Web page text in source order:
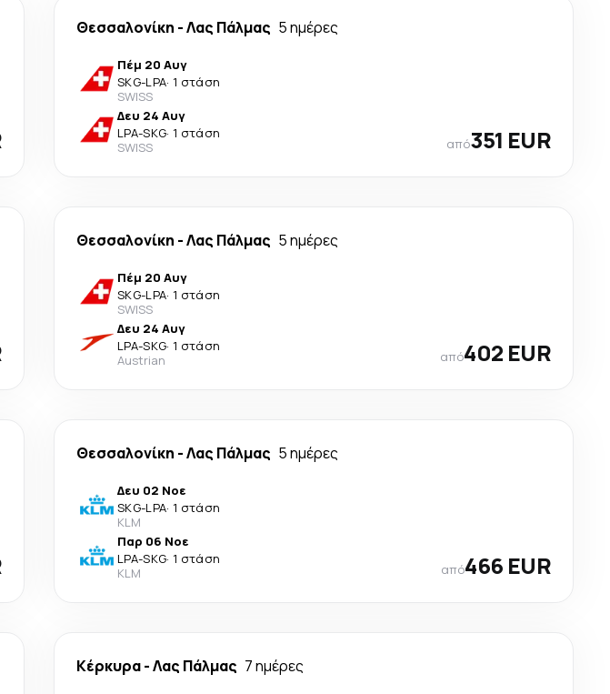
Θεσσαλονίκη -Λας Πάλμας 5 ημέρες
Πέμ 20 Αυγ
SKG-LPA· 1 στάση
SWISS
Δευ 24 Αυγ
LPA-SKG· 1 στάση
SWISS
από351 EUR
Θεσσαλονίκη -Λας Πάλμας 5 ημέρες
Πέμ 20 Αυγ
SKG-LPA· 1 στάση
SWISS
Δευ 24 Αυγ
LPA-SKG· 1 στάση
Austrian
από402 EUR
Θεσσαλονίκη -Λας Πάλμας 5 ημέρες
Δευ 02 Νοε
SKG-LPA· 1 στάση
KLM
Παρ 06 Νοε
LPA-SKG· 1 στάση
KLM
από466 EUR
Κέρκυρα-Λας Πάλμας 7 ημέρες